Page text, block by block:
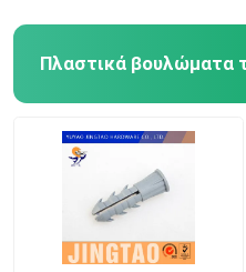
Πλαστικά βουλώματα